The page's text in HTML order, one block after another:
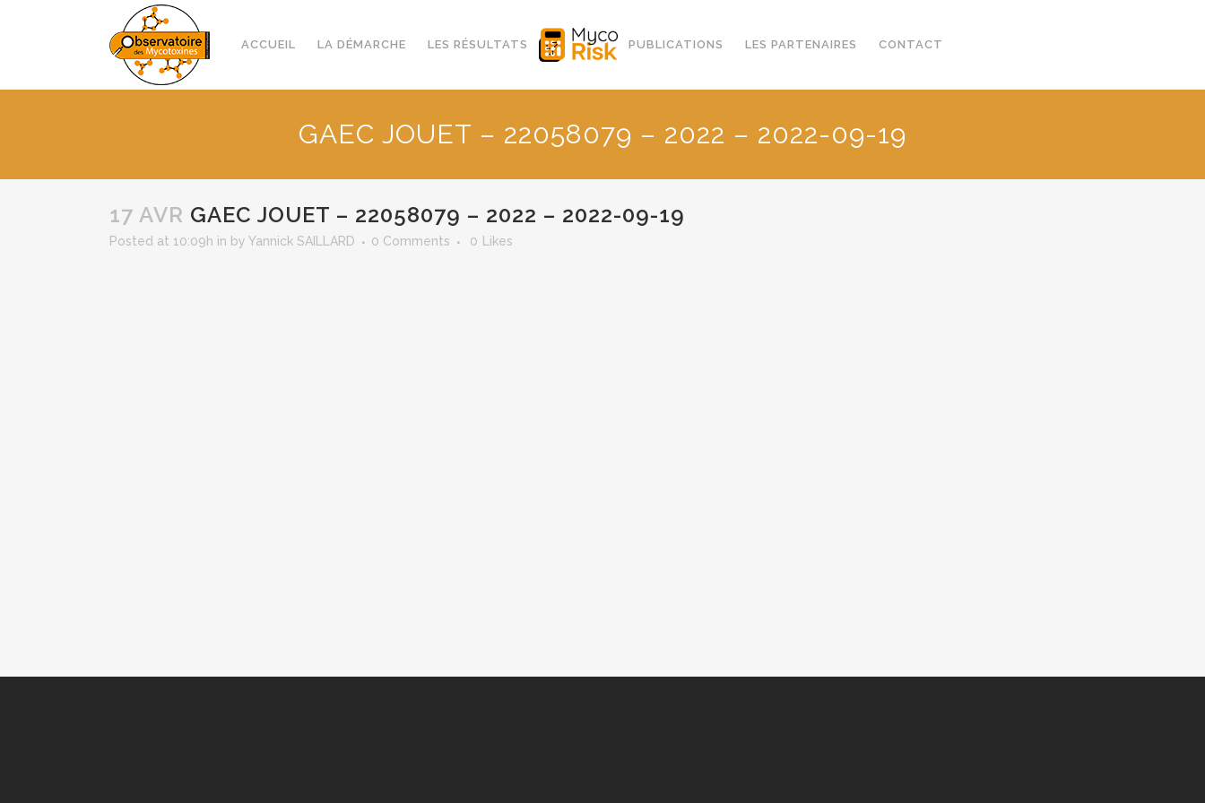
ACCUEIL LA DÉMARCHE LES RÉSULTATS PUBLICATIONS LES PARTENAIRES CONTACT
GAEC JOUET – 22058079 – 2022 – 2022-09-19
17 AVR GAEC JOUET – 22058079 – 2022 – 2022-09-19
Posted at 10:09h in by Yannick SAILLARD 0 Comments 0 Likes